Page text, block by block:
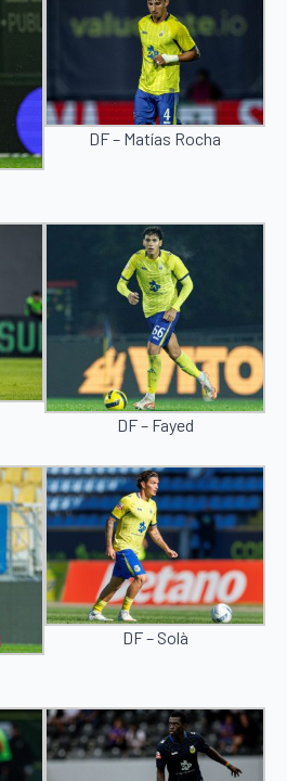
DF – Matías Rocha
DF – Fayed
DF – Solà